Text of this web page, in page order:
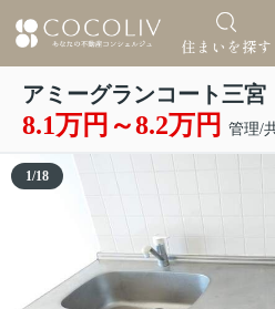
アミーグランコート三宮
8.1万円～8.2万円 管理/
1/18